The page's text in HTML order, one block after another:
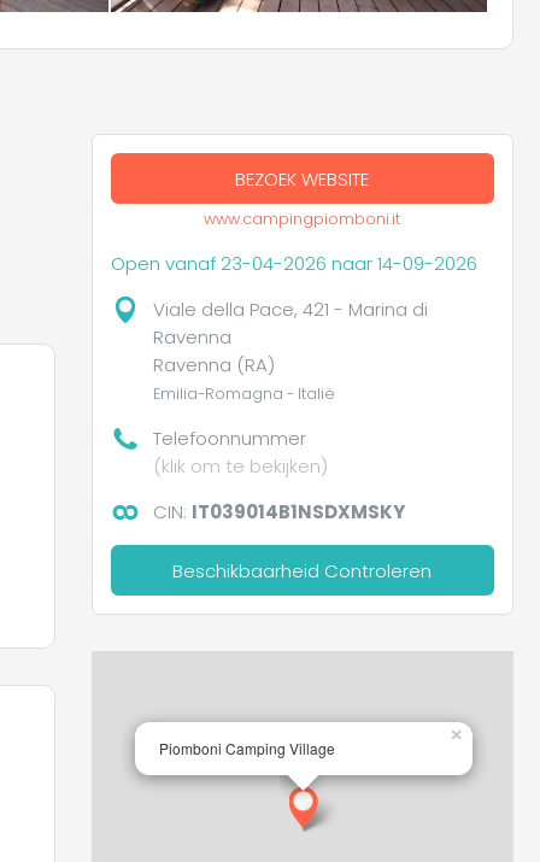
BEZOEK WEBSITE
www.campingpiomboni.it
Open vanaf 23-04-2026 naar 14-09-2026
Viale della Pace, 421 - Marina di
Ravenna
Ravenna (RA)
Emilia-Romagna - Italië
Telefoonnummer
(klik om te bekijken)
CIN: IT039014B1NSDXMSKY
Beschikbaarheid Controleren
Piomboni Camping Village
×